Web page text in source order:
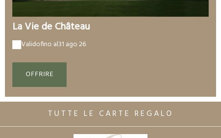
La Vie de Château
Validofino al31 ago 26
OFFRIRE
TUTTE LE CARTE REGALO